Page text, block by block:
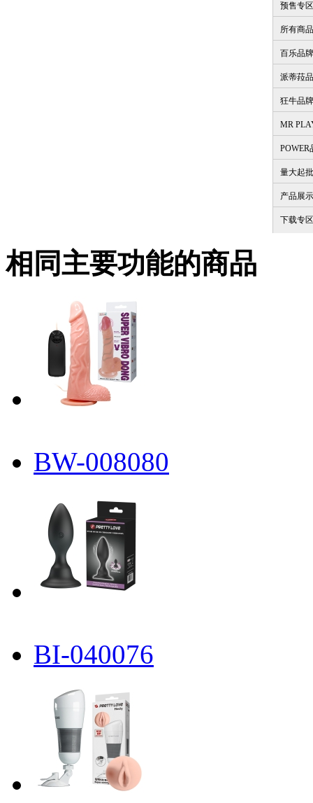
预售专区
所有商品
百乐品牌
派蒂菈
狂牛品牌
MR
POWER
量大起批
产品展
下载专区
相同主要功能的商品
BW-008080
BI-040076